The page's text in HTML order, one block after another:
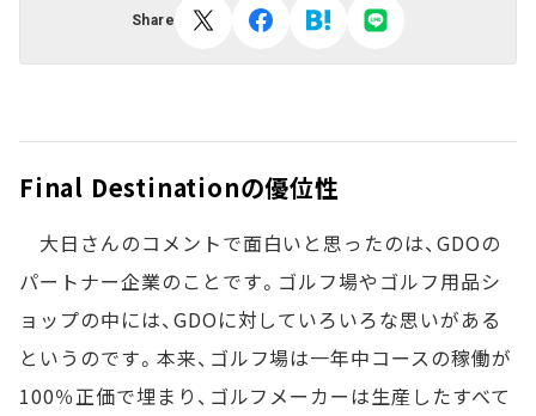
Share
Final Destinationの優位性
大日さんのコメントで面白いと思ったのは、GDOの
パートナー企業のことです。ゴルフ場やゴルフ用品シ
ョップの中には、GDOに対していろいろな思いがある
というのです。本来、ゴルフ場は一年中コースの稼働が
100％正価で埋まり、ゴルフメーカーは生産したすべて